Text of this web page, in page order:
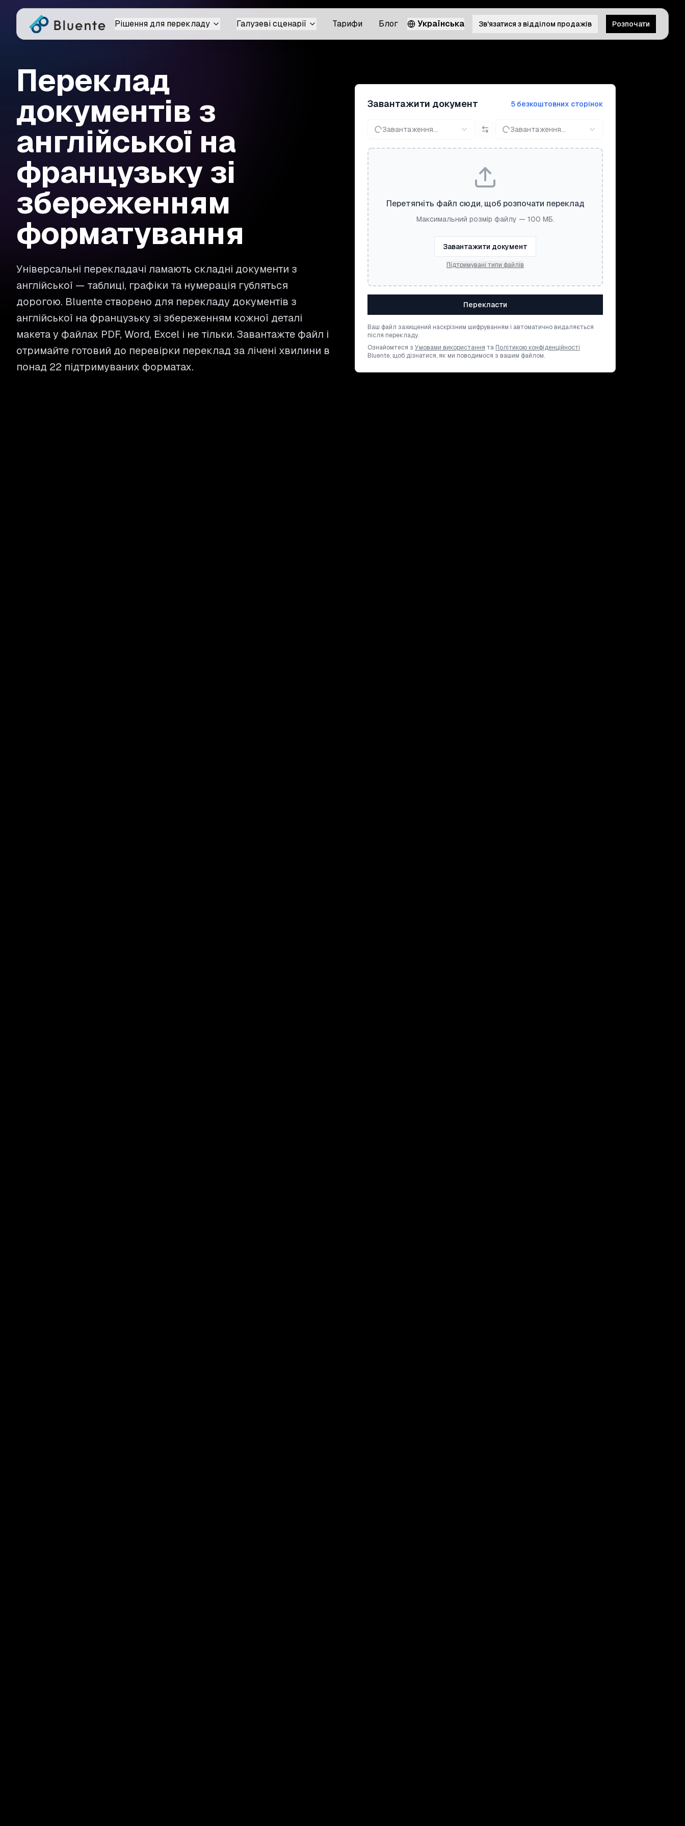
Рішення для перекладу Галузеві сценарії Тарифи Блог Українська Зв'язатися з відділом продажів Розпочати
Переклад
документів з
англійської на
французьку зі
збереженням
форматування
Універсальні перекладачі ламають складні документи з
англійської — таблиці, графіки та нумерація губляться
дорогою. Bluente створено для перекладу документів з
англійської на французьку зі збереженням кожної деталі
макета у файлах PDF, Word, Excel і не тільки. Завантажте файл і
отримайте готовий до перевірки переклад за лічені хвилини в
понад 22 підтримуваних форматах.
Завантажити документ 5 безкоштовних сторінок
Завантаження... Завантаження...
Перетягніть файл сюди, щоб розпочати переклад
Максимальний розмір файлу — 100 МБ.
Завантажити документ
Підтримувані типи файлів
Перекласти
Ваш файл захищений наскрізним шифруванням і автоматично видаляється
після перекладу.
Ознайомтеся з Умовами використання та Політикою конфіденційності
Bluente, щоб дізнатися, як ми поводимося з вашим файлом.